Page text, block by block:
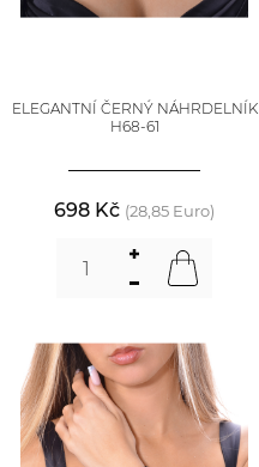
ELEGANTNÍ ČERNÝ NÁHRDELNÍK
H68-61
698 Kč (28,85 Euro)